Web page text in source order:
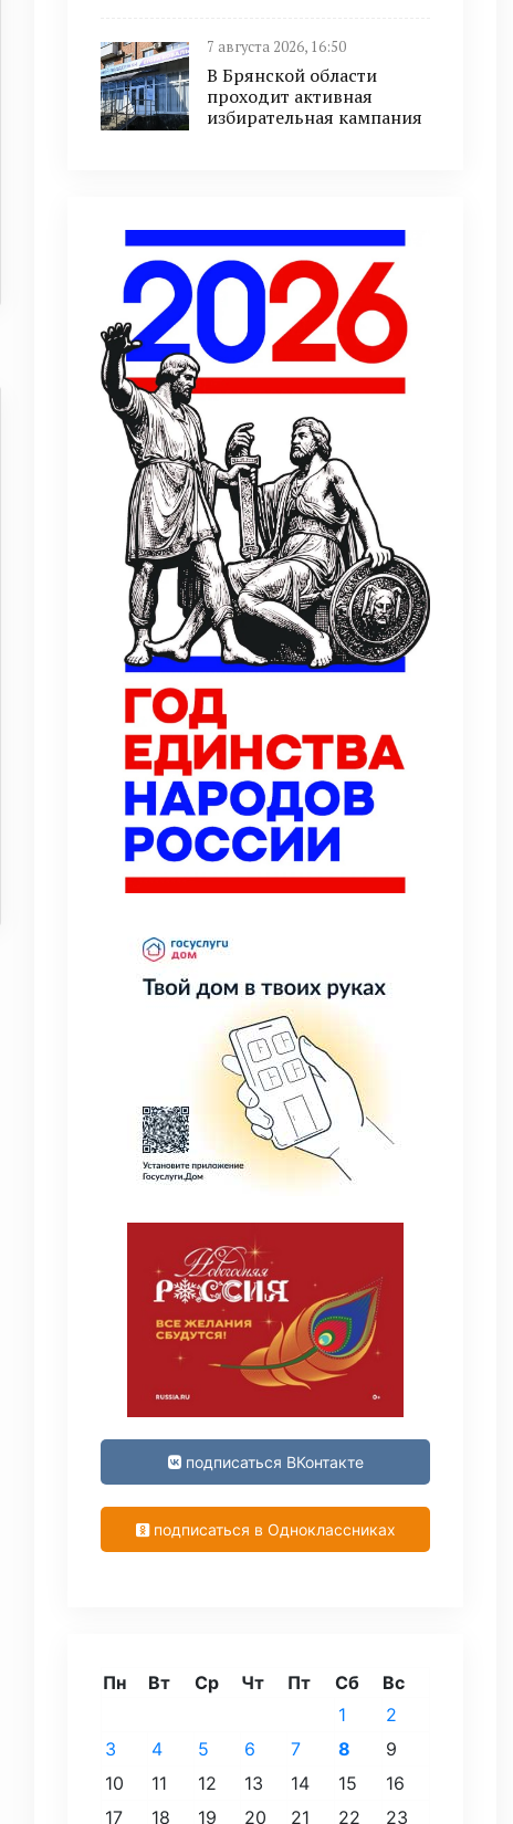
7 августа 2026, 16:50
В Брянской области
проходит активная
избирательная кампания
подписаться ВКонтакте
подписаться в Одноклассниках
Пн Вт Ср Чт Пт Сб
Вс
1
2
3
4 5 6 7 8
9
10
11 12 13 14 15
16
17
18 19 20 21 22 23